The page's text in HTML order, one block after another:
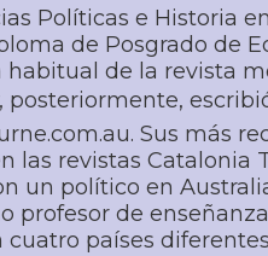
Polí­ticas e Historia
de Posgrado de
habitual de la revista
posteriormente,
Sus más
las revistas Catalonia
un polí­tico en
profesor de
paí­ses